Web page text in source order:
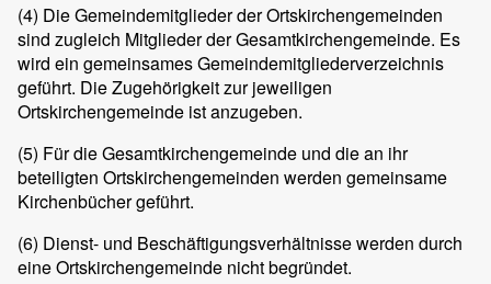
(4) Die Gemeindemitglieder der Ortskirchengemeinden
sind zugleich Mitglieder der Gesamtkirchengemeinde. Es
wird ein gemeinsames Gemeindemitgliederverzeichnis
geführt. Die Zugehörigkeit zur jeweiligen
Ortskirchengemeinde ist anzugeben.
(5) Für die Gesamtkirchengemeinde und die an ihr
beteiligten Ortskirchengemeinden werden gemeinsame
Kirchenbücher geführt.
(6) Dienst- und Beschäftigungsverhältnisse werden durch
eine Ortskirchengemeinde nicht begründet.